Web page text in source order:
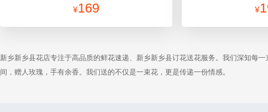
¥169 ¥
新乡新乡县花店专注于高品质的鲜花速递、新乡新乡县订花送花服务。我们深知每
间，赠人玫瑰，手有余香。我们送的不仅是一束花，更是传递一份情感。